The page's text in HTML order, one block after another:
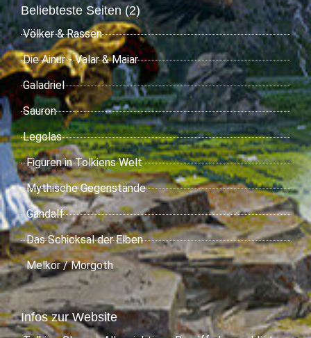
Beliebteste Seiten (2)
Völker & Rassen
Die Ainur - Valar & Maiar
Galadriel
Sauron
Legolas
Figuren in Tolkiens Welt
Mythische Gegenstände
Gandalf
Das Schicksal der Elben
Melkor / Morgoth
Infos zur Website